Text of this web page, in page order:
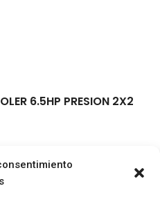
6.5HP PRESION 2X2
TIPO A200